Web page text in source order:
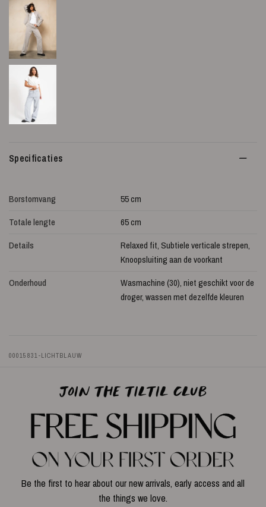
Specificaties
Borstomvang
55 cm
Totale lengte
65 cm
Details
Relaxed fit, Subtiele verticale strepen,
Knoopsluiting aan de voorkant
Onderhoud
Wasmachine (30), niet geschikt voor de
droger, wassen met dezelfde kleuren
00015831-LICHTBLAUW
Be the first to hear about our new arrivals, early access and all
the things we love.